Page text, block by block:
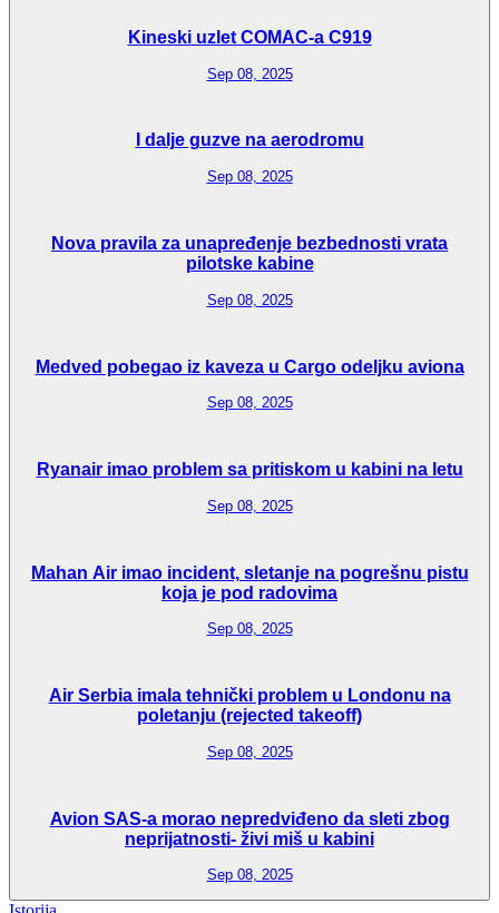
Kineski uzlet COMAC-a C919
Sep 08, 2025
I dalje guzve na aerodromu
Sep 08, 2025
Nova pravila za unapređenje bezbednosti vrata
pilotske kabine
Sep 08, 2025
Medved pobegao iz kaveza u Cargo odeljku aviona
Sep 08, 2025
Ryanair imao problem sa pritiskom u kabini na letu
Sep 08, 2025
Mahan Air imao incident, sletanje na pogrešnu pistu
koja je pod radovima
Sep 08, 2025
Air Serbia imala tehnički problem u Londonu na
poletanju (rejected takeoff)
Sep 08, 2025
Avion SAS-a morao nepredviđeno da sleti zbog
neprijatnosti- živi miš u kabini
Sep 08, 2025